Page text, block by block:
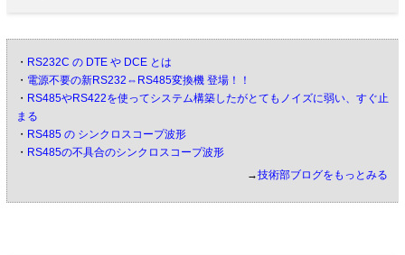
・ RS232C の DTE や DCE とは
・ 電源不要の新RS232⇔RS485変換機 登場！！
・ RS485やRS422を使ってシステム構築したがとてもノイズに弱い、すぐ止
まる
・ RS485 の シンクロスコープ波形
・ RS485の不具合のシンクロスコープ波形
→技術部ブログをもっとみる